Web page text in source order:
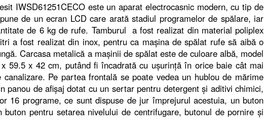
IWSD61251CECO este un aparat electrocasnic modern, cu tip de
de un ecran LCD care arată stadiul programelor de spălare, iar
de 6 kg de rufe. Tamburul a fost realizat din material poliplex
a fost realizat din inox, pentru ca maşina de spălat rufe să aibă o
Carcasa metalică a maşinii de spălat este de culoare albă, model
59.5 x 42 cm, putând fi încadrată cu uşurinţă în orice baie cât mai
Pe partea frontală se poate vedea un hublou de mărime
panou de afişaj dotat cu un sertar pentru detergent şi aditivi chimici,
16 programe, ce sunt dispuse de jur împrejurul acestuia, un buton
buton pentru setarea nivelului de centrifugare, butonul de pornire şi